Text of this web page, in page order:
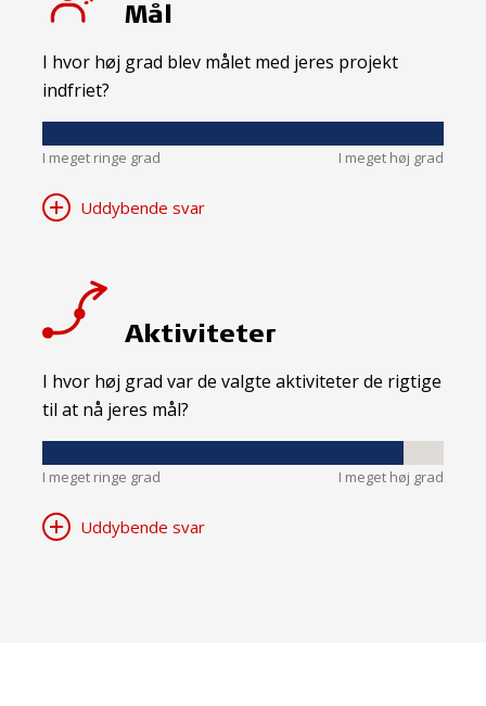
Mål
I hvor høj grad blev målet med jeres projekt
indfriet?
I meget ringe grad I meget høj grad
Uddybende svar
Aktiviteter
I hvor høj grad var de valgte aktiviteter de rigtige
til at nå jeres mål?
I meget ringe grad I meget høj grad
Uddybende svar